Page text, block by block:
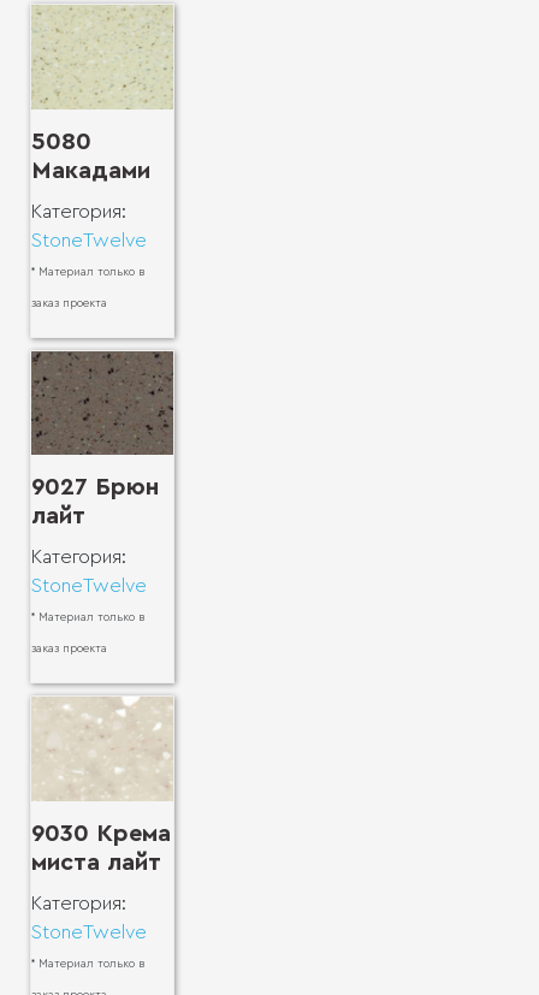
5080
Макадами
Категория:
StoneTwelve
* Материал только в
заказ проекта
9027 Брюн
лайт
Категория:
StoneTwelve
* Материал только в
заказ проекта
9030 Крема
миста лайт
Категория:
StoneTwelve
* Материал только в